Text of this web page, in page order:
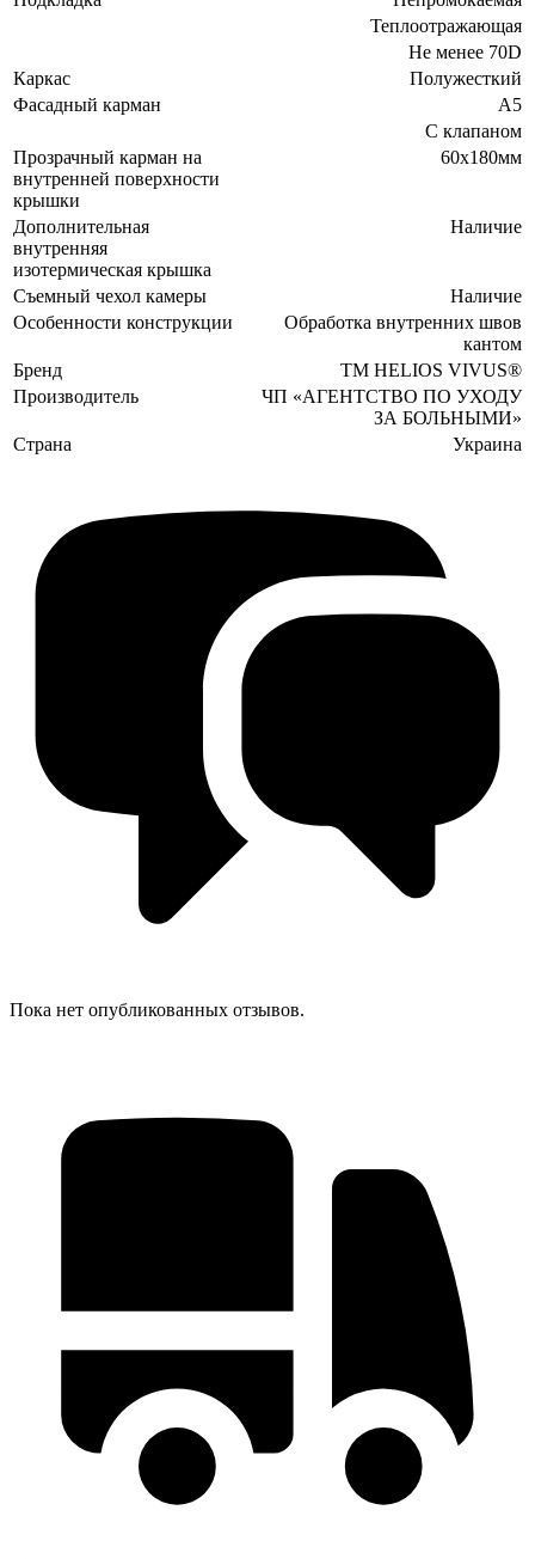
Теплоотражающая
Не менее 70D
Каркас
Полужесткий
Фасадный карман
А5
С клапаном
Прозрачный карман на
внутренней поверхности
крышки
60х180мм
Дополнительная
внутренняя
изотермическая крышка
Наличие
Съемный чехол камеры
Наличие
Особенности конструкции
Обработка внутренних швов
кантом
Бренд
TM HELIOS VIVUS®
Производитель
ЧП «АГЕНТСТВО ПО УХОДУ
ЗА БОЛЬНЫМИ»
Страна
Украина
Пока нет опубликованных отзывов.